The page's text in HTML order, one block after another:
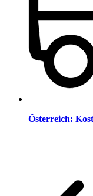
Österreich: